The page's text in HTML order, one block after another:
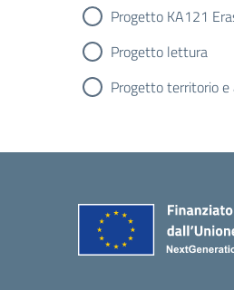
Progetto KA121
Progetto lettura
Progetto territorio